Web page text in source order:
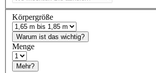
Körpergröße
Warum ist das wichtig?
Menge
Mehr?